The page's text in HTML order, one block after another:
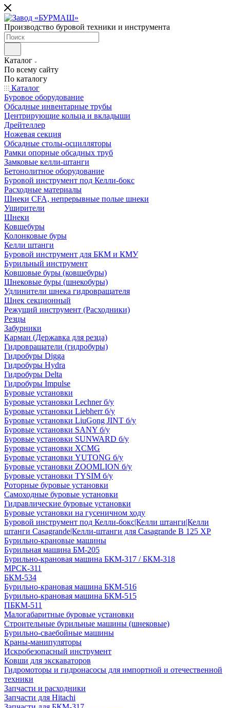
Производство буровой техники и инструмента
Каталог
По всему сайту
По каталогу
Каталог
Буровое оборудование
Обсадные инвентарные трубы
Центрирующие кольца и вкладыши
Дрейтеллер
Ножевая секция
Обсадные столы-осцилляторы
Рамки опорные обсадных труб
Замковые келли-штанги
Бетонолитное оборудование
Буровой инструмент под Келли-бокс
Расходные материалы
Шнеки CFA, непрерывные полые шнеки
Уширители
Шнеки
Ковшебуры
Колонковые буры
Келли штанги
Буровой инструмент для БКМ и КМУ
Бурильный инструмент
Ковшовые буры (ковшебуры)
Шнековые буры (шнекобуры)
Удлинители шнека гидровращателя
Шнек секционный
Режущий инструмент (Расходники)
Резцы
Забурники
Карман (Державка для резца)
Гидровращатели (гидробуры)
Гидробуры Digga
Гидробуры Hydra
Гидробуры Delta
Гидробуры Impulse
Буровые установки
Буровые установки Lechner б/у
Буровые установки Liebherr б/у
Буровые установки LiuGong JINT б/у
Буровые установки SANY б/у
Буровые установки SUNWARD б/у
Буровые установки XCMG
Буровые установки YUTONG б/у
Буровые установки ZOOMLION б/у
Буровые установки TYSIM б/у
Роторные буровые установки
Самоходные буровые установки
Гидравлические буровые установки
Буровые установки на гусеничном ходу
Буровой инструмент под Келли-бокс|Келли штанги|Келли
штанги Casagrande|Келли-штанги для Casagrande B 125 XP
Бурильно-крановые машины
Бурильная машина БМ-205
Бурильно-крановая машина БКМ-317 / БКМ-318
МРСК-311
БКМ-534
Бурильно-крановая машина БКМ-516
Бурильно-крановая машина БКМ-515
ПБКМ-511
Малогабаритные буровые установки
Строительные бурильные машины (шнековые)
Бурильно-сваебойные машины
Краны-манипуляторы
Искробезопасный инструмент
Ковши для экскаваторов
Гидромоторы и гидронасосы для импортной и отечественной
техники
Запчасти и расходники
Запчасти для Hitachi